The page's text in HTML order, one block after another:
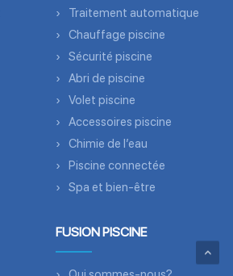
Traitement automatique
Chauffage piscine
Sécurité piscine
Abri de piscine
Volet piscine
Accessoires piscine
Chimie de l’eau
Piscine connectée
Spa et bien-être
FUSION PISCINE